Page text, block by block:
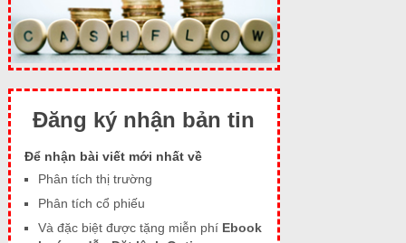
Đăng ký nhận bản tin
Để nhận bài viết mới nhất về
Phân tích thị trường
Phân tích cổ phiếu
Và đặc biệt được tặng miễn phí Ebook